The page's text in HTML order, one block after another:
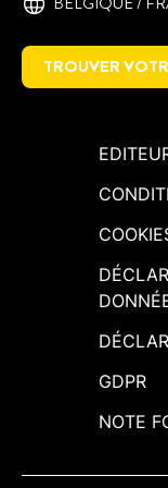
TROUVER
GDPR
NOTE